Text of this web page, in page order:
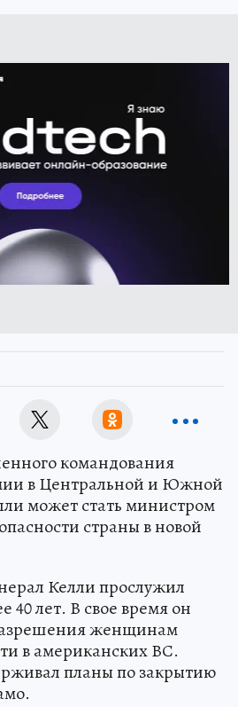
командования
в Центральной и Южной
может стать министром
страны в новой
Келли прослужил
лет. В свое время он
женщинам
в американских ВС.
планы по закрытию